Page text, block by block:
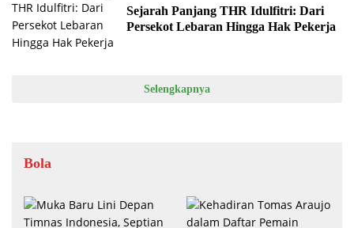
Sejarah Panjang THR Idulfitri: Dari
Persekot Lebaran Hingga Hak Pekerja
Selengkapnya
Bola